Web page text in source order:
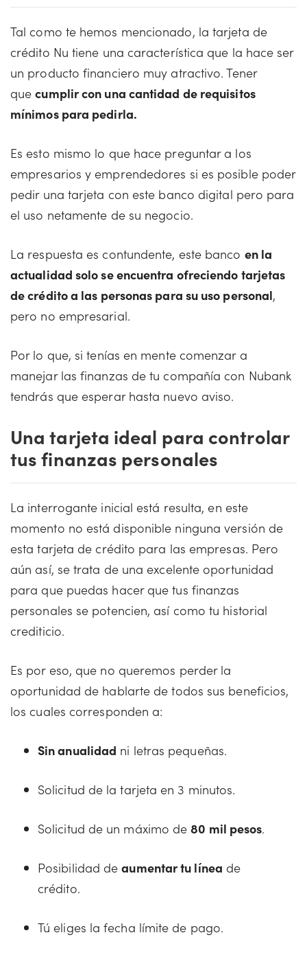
Tal como te hemos mencionado, la tarjeta de
crédito Nu tiene una característica que la hace ser
un producto financiero muy atractivo. Tener
quecumplir con una cantidad de requisitos
mínimos para pedirla.
Es esto mismo lo que hace preguntar a los
empresarios y emprendedores si es posible poder
pedir una tarjeta con este banco digital pero para
el uso netamente de su negocio.
La respuesta es contundente, este banco en la
actualidad solo se encuentra ofreciendo tarjetas
de crédito a las personas para su uso personal,
pero no empresarial.
Por lo que, si tenías en mente comenzar a
manejar las finanzas de tu compañía con Nubank
tendrás que esperar hasta nuevo aviso.
Una tarjeta ideal para controlar
tus finanzas personales
La interrogante inicial está resulta, en este
momento no está disponible ninguna versión de
esta tarjeta de crédito para las empresas. Pero
aún así, se trata de una excelente oportunidad
para que puedas hacer que tus finanzas
personales se potencien, así como tu historial
crediticio.
Es por eso, que no queremos perder la
oportunidad de hablarte de todos sus beneficios,
los cuales corresponden a:
Sin anualidad ni letras pequeñas.
Solicitud de la tarjeta en 3 minutos.
Solicitud de un máximo de80 mil pesos.
Posibilidad deaumentar tu línea de
crédito.
Tú eliges la fecha límite de pago.